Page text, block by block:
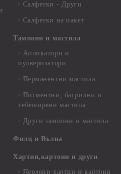
Салфетки - Други
Салфетки на пакет
Тампони и мастила
Апликатори и
пулверизатори
Перманентни мастила
Пигментни, багрилни и
тебеширени мастила
Други тампони и мастила
Филц и Вълна
Хартии,картони и други
Перлени хартии и картони